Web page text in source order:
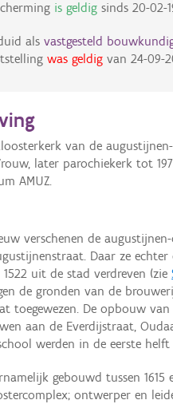
is geldigsinds 20-02-
als vastgesteld
was geldigvan 24-09-
van de
later parochiekerk tot
AMUZ.
verschenen de
Daar ze echter
1522 uit de stad verdreven (zie
de gronden van de
toegewezen. De opbouw
aan de Everdijstraat,
werden in de eerste
gebouwd tussen
ontwerper en